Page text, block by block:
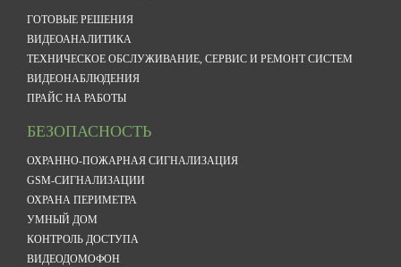
ГОТОВЫЕ РЕШЕНИЯ
ВИДЕОАНАЛИТИКА
ТЕХНИЧЕСКОЕ ОБСЛУЖИВАНИЕ, СЕРВИС И РЕМОНТ СИСТЕМ
ВИДЕОНАБЛЮДЕНИЯ
ПРАЙС НА РАБОТЫ
БЕЗОПАСНОСТЬ
ОХРАННО-ПОЖАРНАЯ СИГНАЛИЗАЦИЯ
GSM-СИГНАЛИЗАЦИИ
ОХРАНА ПЕРИМЕТРА
УМНЫЙ ДОМ
КОНТРОЛЬ ДОСТУПА
ВИДЕОДОМОФОН